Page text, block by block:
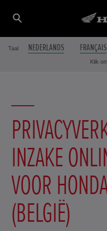
Taal NEDERLANDS FRANÇAIS
Klik
INZAKE
VOOR
(BELGIË)